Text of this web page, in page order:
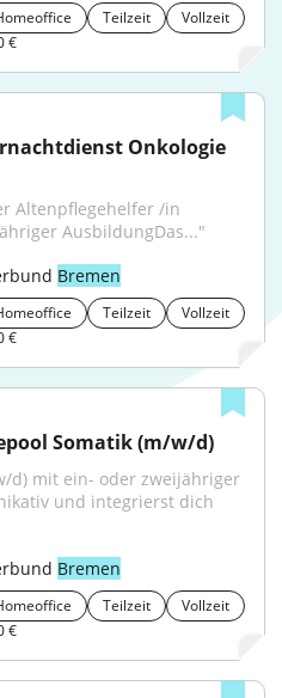
Teilzeit
Vollzeit
€
Onkologie
Altenpflegehelfer /in
AusbildungDas..."
Bremen
Teilzeit
Vollzeit
€
Somatik (m/w/d)
d) mit ein- oder zweijähriger
und integrierst dich
Bremen
Teilzeit
Vollzeit
€